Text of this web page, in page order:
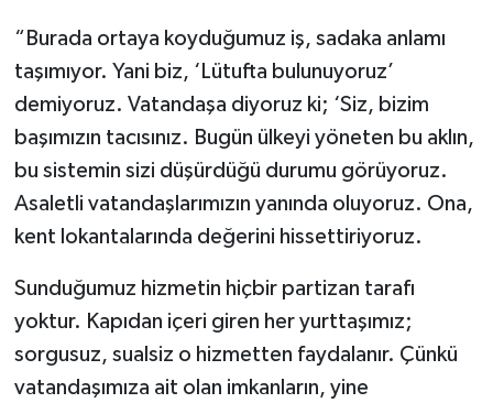
“Burada ortaya koyduğumuz iş, sadaka anlamı
taşımıyor. Yani biz, ‘Lütufta bulunuyoruz’
demiyoruz. Vatandaşa diyoruz ki; ‘Siz, bizim
başımızın tacısınız. Bugün ülkeyi yöneten bu aklın,
bu sistemin sizi düşürdüğü durumu görüyoruz.
Asaletli vatandaşlarımızın yanında oluyoruz. Ona,
kent lokantalarında değerini hissettiriyoruz.
Sunduğumuz hizmetin hiçbir partizan tarafı
yoktur. Kapıdan içeri giren her yurttaşımız;
sorgusuz, sualsiz o hizmetten faydalanır. Çünkü
vatandaşımıza ait olan imkanların, yine